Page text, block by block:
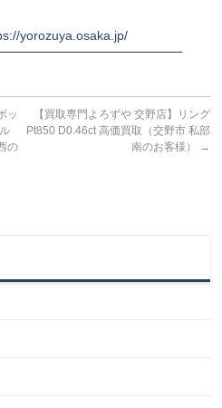
yorozuya.osaka.jp/
ッ
の
【買取専門よろずや 交野店】リング
Pt850 D0.46ct 高価買取（交野市 私部
南のお客様）
→